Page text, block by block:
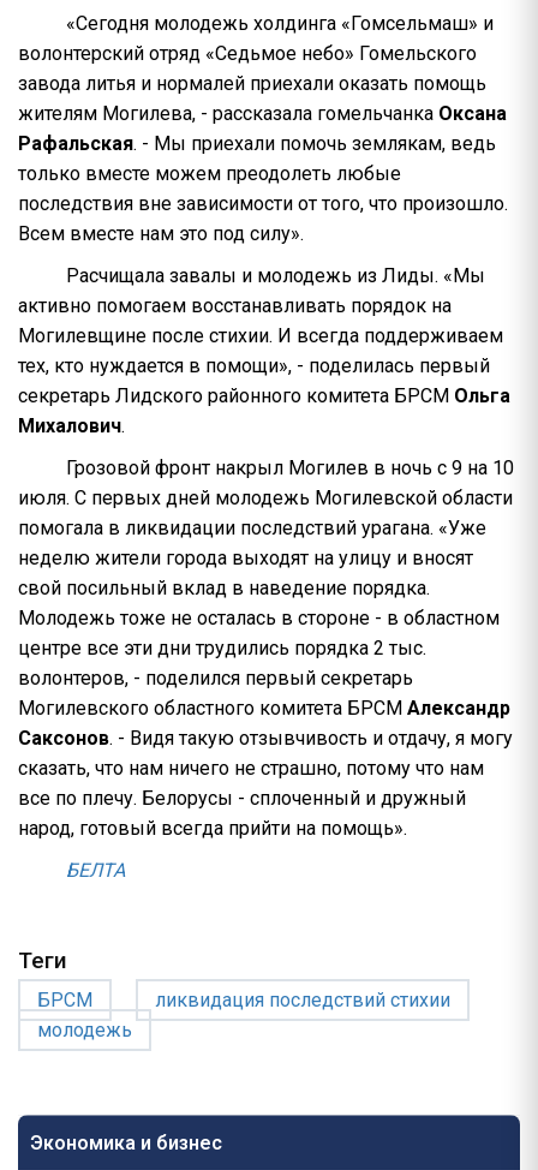
Экономика и бизнес
«Сегодня молодежь холдинга «Гомсельмаш» и
волонтерский отряд «Седьмое небо» Гомельского
завода литья и нормалей приехали оказать помощь
жителям Могилева, - рассказала гомельчанка Оксана
Рафальская. - Мы приехали помочь землякам, ведь
только вместе можем преодолеть любые
последствия вне зависимости от того, что произошло.
Всем вместе нам это под силу».
Расчищала завалы и молодежь из Лиды. «Мы
активно помогаем восстанавливать порядок на
Могилевщине после стихии. И всегда поддерживаем
тех, кто нуждается в помощи», - поделилась первый
секретарь Лидского районного комитета БРСМ Ольга
Михалович.
Грозовой фронт накрыл Могилев в ночь с 9 на 10
июля. С первых дней молодежь Могилевской области
помогала в ликвидации последствий урагана. «Уже
неделю жители города выходят на улицу и вносят
свой посильный вклад в наведение порядка.
Молодежь тоже не осталась в стороне - в областном
центре все эти дни трудились порядка 2 тыс.
волонтеров, - поделился первый секретарь
Могилевского областного комитета БРСМ Александр
Саксонов. - Видя такую отзывчивость и отдачу, я могу
сказать, что нам ничего не страшно, потому что нам
все по плечу. Белорусы - сплоченный и дружный
народ, готовый всегда прийти на помощь».
БЕЛТА
Теги
БРСМ
ликвидация последствий стихии
молодежь